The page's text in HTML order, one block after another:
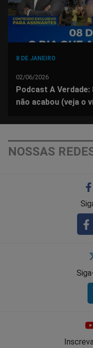
8 DE JANEIRO
02/06/2026
Podcast A Verdade:
não acabou (veja o
NOSSAS